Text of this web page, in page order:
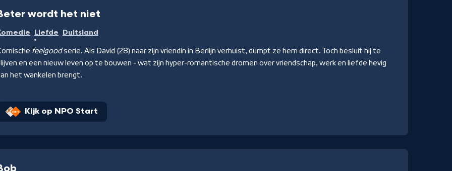
wordt het niet
Liefde Duitsland
feelgoodserie. Als David (28) naar zijn vriendin in Berlijn verhuist, dumpt ze hem direct. Toch besluit hij te
en een nieuw leven op te bouwen - wat zijn hyper-romantische dromen over vriendschap, werk en liefde hevig
het wankelen brengt.
Kijk op NPO Start